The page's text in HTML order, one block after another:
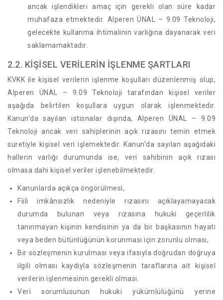
ancak işlendikleri amaç için gerekli olan süre kadar
muhafaza etmektedir. Alperen ÜNAL – 9.09 Teknoloji,
gelecekte kullanma ihtimalinin varlığına dayanarak veri
saklamamaktadır.
2.2. KİŞİSEL VERİLERİN İŞLENME ŞARTLARI
KVKK ile kişisel verilerin işlenme koşulları düzenlenmiş olup,
Alperen ÜNAL – 9.09 Teknoloji tarafından kişisel veriler
aşağıda belirtilen koşullara uygun olarak işlenmektedir.
Kanun’da sayılan istisnalar dışında, Alperen ÜNAL – 9.09
Teknoloji ancak veri sahiplerinin açık rızasını temin etmek
suretiyle kişisel veri işlemektedir. Kanun’da sayılan aşağıdaki
hallerin varlığı durumunda ise, veri sahibinin açık rızası
olmasa dahi kişisel veriler işlenebilmektedir.
Kanunlarda açıkça öngörülmesi,
Fiili imkânsızlık nedeniyle rızasını açıklayamayacak
durumda bulunan veya rızasına hukuki geçerlilik
tanınmayan kişinin kendisinin ya da bir başkasının hayatı
veya beden bütünlüğünün korunması için zorunlu olması,
Bir sözleşmenin kurulması veya ifasıyla doğrudan doğruya
ilgili olması kaydıyla sözleşmenin taraflarına ait kişisel
verilerin işlenmesinin gerekli olması.
Veri sorumlusunun hukuki yükümlülüğünü yerine